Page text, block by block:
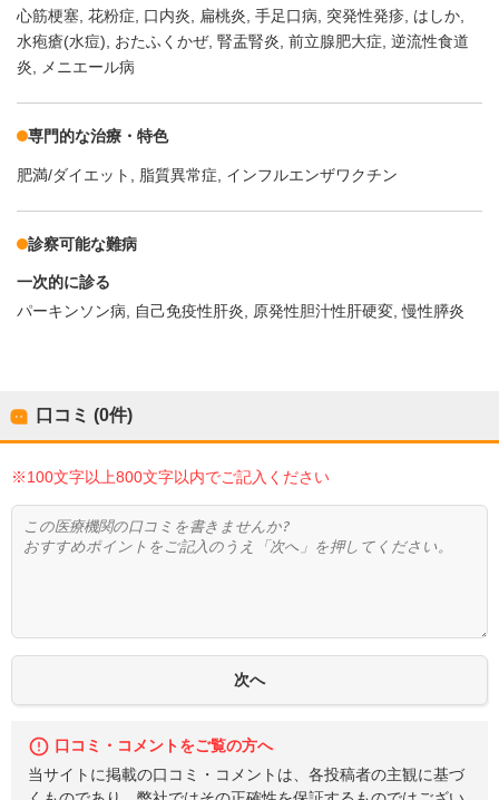
心筋梗塞 花粉症 口内炎 扁桃炎 手足口病 突発性発疹 はしか
水疱瘡(水痘)
おたふくかぜ 腎盂腎炎 前立腺肥大症 逆流性食道
炎
メニエール病
専門的な治療・特色
肥満/ダイエット 脂質異常症 インフルエンザワクチン
診察可能な難病
一次的に診る
パーキンソン病
自己免疫性肝炎 原発性胆汁性肝硬変 慢性膵炎
口コミ (0件)
※100文字以上800文字以内でご記入ください
口コミ・コメントをご覧の方へ
当サイトに掲載の口コミ・コメントは、各投稿者の主観に基づ